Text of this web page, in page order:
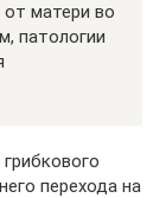
матери во
патологии
перехода на